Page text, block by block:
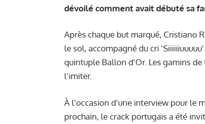
dévoilé comment avait débuté sa
Après chaque but marqué, Cristiano
le sol, accompagné du cri
quintuple Ballon d'Or. Les gamins
l'imiter.
À l'occasion d'une interview pour le
prochain, le crack portugais a été